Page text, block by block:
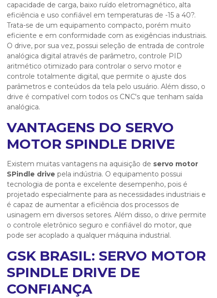
capacidade de carga, baixo ruído eletromagnético, alta
eficiência e uso confiável em temperaturas de -15 a 40?.
Trata-se de um equipamento compacto, porém muito
eficiente e em conformidade com as exigências industriais.
O drive, por sua vez, possui seleção de entrada de controle
analógica digital através de parâmetro, controle PID
aritmético otimizado para controlar o servo motor e
controle totalmente digital, que permite o ajuste dos
parâmetros e conteúdos da tela pelo usuário. Além disso, o
drive é compatível com todos os CNC's que tenham saída
analógica.
VANTAGENS DO SERVO
MOTOR SPINDLE DRIVE
Existem muitas vantagens na aquisição de servo motor
SPindle drive pela indústria. O equipamento possui
tecnologia de ponta e excelente desempenho, pois é
projetado especialmente para as necessidades industriais e
é capaz de aumentar a eficiência dos processos de
usinagem em diversos setores. Além disso, o drive permite
o controle eletrônico seguro e confiável do motor, que
pode ser acoplado a qualquer máquina industrial.
GSK BRASIL: SERVO MOTOR
SPINDLE DRIVE DE
CONFIANÇA